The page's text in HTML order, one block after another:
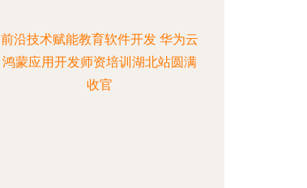
前沿技术赋能教育软件开发 华为云
鸿蒙应用开发师资培训湖北站圆满
收官